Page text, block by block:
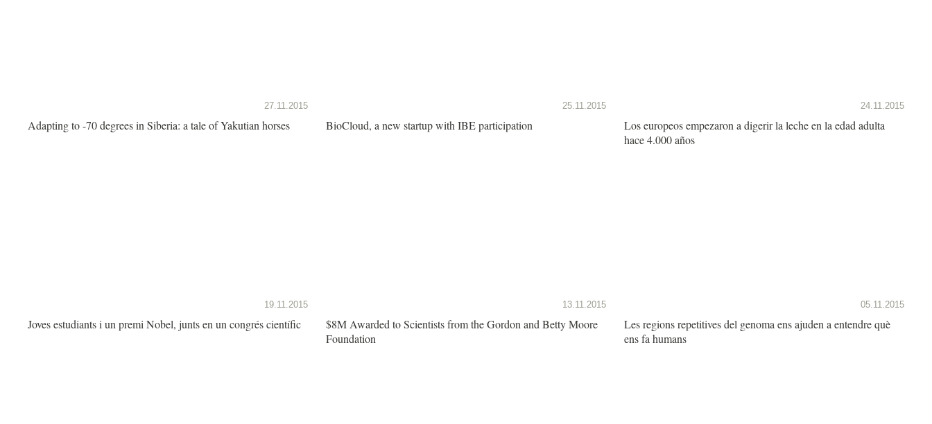
27.11.2015
Adapting to -70 degrees in Siberia: a tale of Yakutian horses
25.11.2015
BioCloud, a new startup with IBE participation
24.11.2015
Los europeos empezaron a digerir la leche en la edad adulta
hace 4.000 años
19.11.2015
Joves estudiants i un premi Nobel, junts en un congrés científic
13.11.2015
$8M Awarded to Scientists from the Gordon and Betty Moore
Foundation
05.11.2015
Les regions repetitives del genoma ens ajuden a entendre què
ens fa humans